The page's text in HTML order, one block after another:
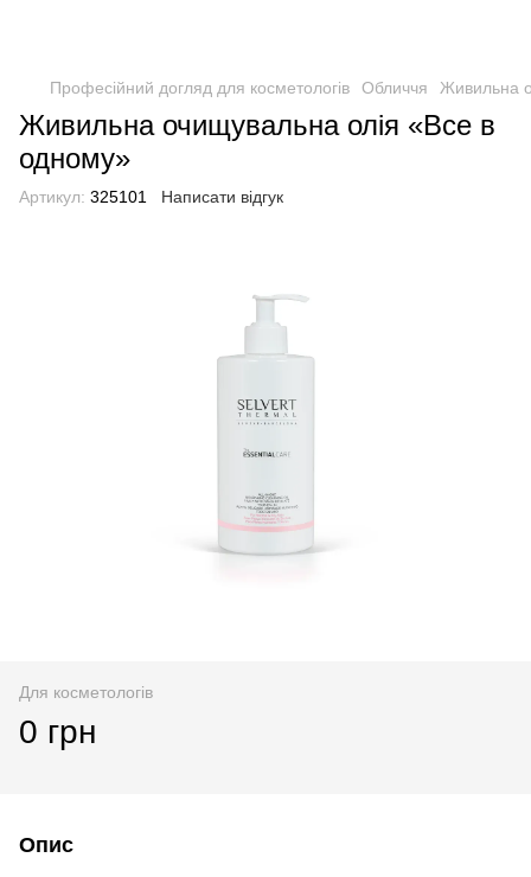
Професійний догляд для косметологів Обличчя Живильна
Живильна очищувальна олія «Все в
одному»
Артикул: 325101 Написати відгук
Для косметологів
0 грн
Опис